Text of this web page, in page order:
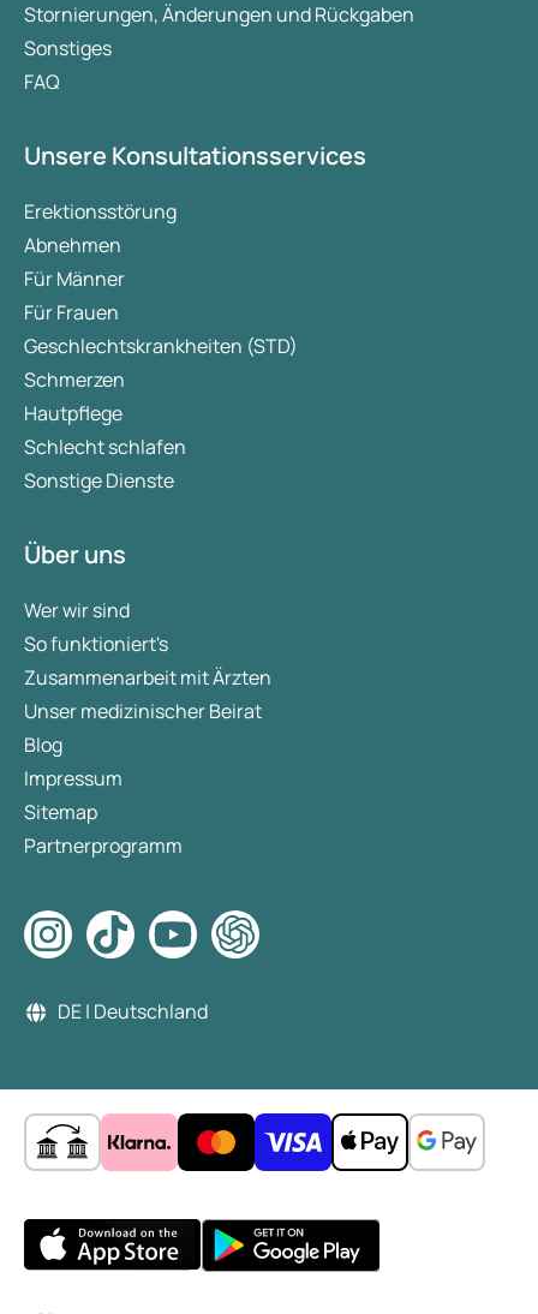
Stornierungen, Änderungen und Rückgaben
Sonstiges
FAQ
Unsere Konsultationsservices
Erektionsstörung
Abnehmen
Für Männer
Für Frauen
Geschlechtskrankheiten (STD)
Schmerzen
Hautpflege
Schlecht schlafen
Sonstige Dienste
Über uns
Wer wir sind
So funktioniert's
Zusammenarbeit mit Ärzten
Unser medizinischer Beirat
Blog
Impressum
Sitemap
Partnerprogramm
DE | Deutschland